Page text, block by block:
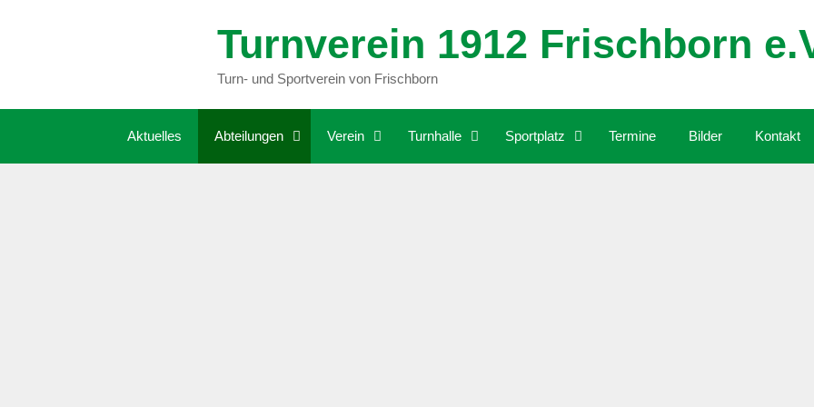
Turnverein 1912 Frischborn
Turn- und Sportverein von Frischborn
Aktuelles Abteilungen Verein Turnhalle Sportplatz Termine Bilder Kontakt